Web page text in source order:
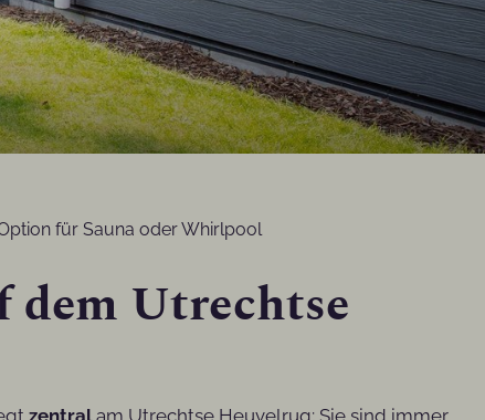
für Sauna oder Whirlpool
dem Utrechtse